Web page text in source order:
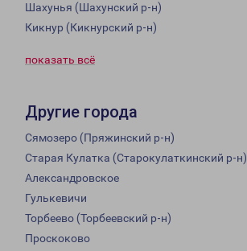
Шахунья (Шахунский р-н)
Кикнур (Кикнурский р-н)
показать всё
Другие города
Сямозеро (Пряжинский р-н)
Старая Кулатка (Старокулаткинский р-н)
Александровское
Гулькевичи
Торбеево (Торбеевский р-н)
Проскоково